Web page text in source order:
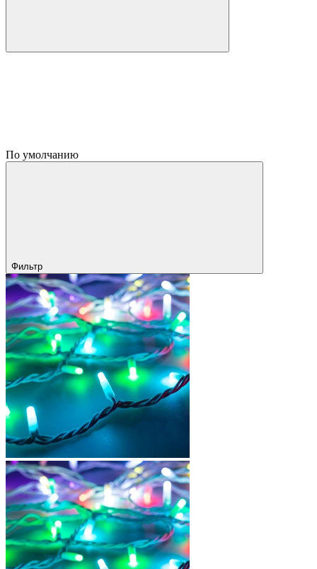
По умолчанию
Фильтр